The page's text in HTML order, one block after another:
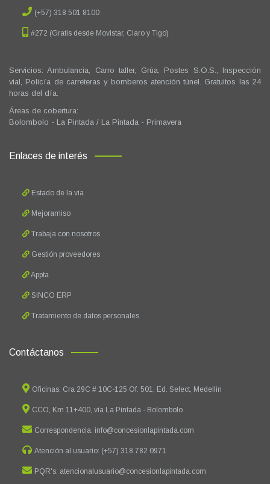
(+57) 318 501 8100
#272 (Gratis desde Movistar, Claro y Tigo)
Servicios: Ambulancia, Carro taller, Grúa, Postes S.O.S., Inspección
vial, Policía de carreteras y bomberos atención túnel. Gratuitos las 24
horas del día.
Áreas de cobertura:
Bolombolo - La Pintada / La Pintada - Primavera
Enlaces de interés
Estado de la vía
Mejoramiso
Trabaja con nosotros
Gestión proveedores
Appta
SINCO ERP
Tratamiento de datos personales
Contáctanos
Oficinas: Cra 29C # 10C-125 Of. 501, Ed. Select, Medellin
CCO, Km 11+400, vía La Pintada - Bolombolo
Correspondencia: info@concesionlapintada.com
Atención al usuario: (+57) 318 782 0971
PQR's: atencionalusuario@concesionlapintada.com